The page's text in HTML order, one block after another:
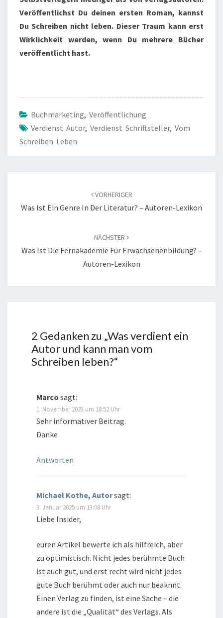
Veröffentlichst Du deinen ersten Roman, kannst
Du Schreiben nicht leben. Dieser Traum kann erst
Wirklichkeit werden, wenn Du mehrere Bücher
veröffentlicht hast.
Buchmarketing, Veröffentlichung
Verdienst Autor, Verdienst Schriftsteller, Vom
Schreiben Leben
VORHERIGER
Was Ist Ein Genre In Der Literatur? – Autoren-Lexikon
NÄCHSTER
Was Ist Die Fernakademie Für Erwachsenenbildung? –
Autoren-Lexikon
2 Gedanken zu „Was verdient ein
Autor und kann man vom
Schreiben leben?“
Marco sagt:
1. November 2023 um 18:52 Uhr
Sehr informativer Beitrag.
Danke
Antworten
Michael Kothe, Autorsagt:
3. Januar 2025 um 13:08 Uhr
Liebe Insider,
euren Artikel bewerte ich als hilfreich, aber
zu optimistisch. Nicht jedes berühmte Buch
ist auch gut, und erst recht wird nicht jedes
gute Buch berühmt oder auch nur beaknnt.
Einen Verlag zu finden, ist eine Sache – die
andere ist die „Qualität“ des Verlags. Als